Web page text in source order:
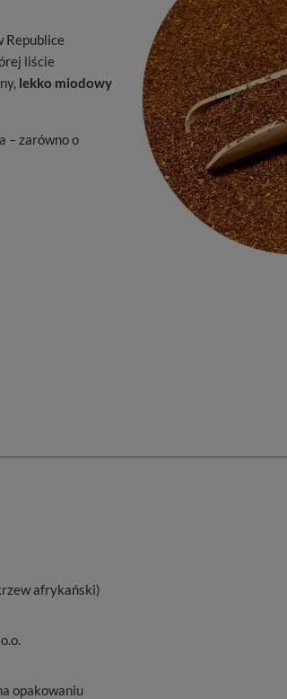
Republice
liście
lekko miodowy
– zarówno o
afrykański)
opakowaniu